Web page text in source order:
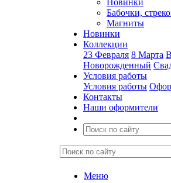
Новинки
Бабочки,
Магниты
Новинки
Коллекции
23 Февраля 8 Марта
Новорожденный
Условия работы
Условия работы
Контакты
Наши оформители
Меню